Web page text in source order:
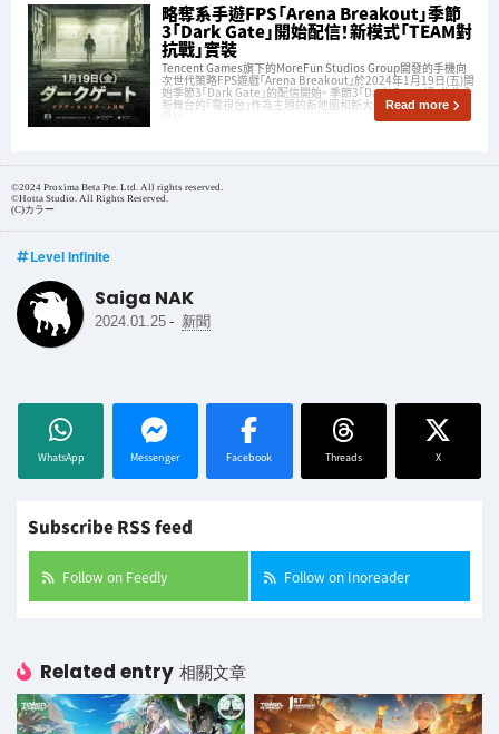
略奪系手遊FPS「Arena Breakout」季節
3「Dark Gate」開始配信！新模式「TEAM對
抗戰」實裝
Tencent Games旗下的MoreFun Studios Group開發的手機向
次世代策略FPS遊戲「Arena Breakout」於2024年1月19日(五)開
始季節3「Dark Gate」的配信開始。 季節3「Dark Gate」裡，作為全
新舞台的「電視台」作為主題的新地圖和新大佬登場。 另外可以享
Read more
©2024 Proxima Beta Pte. Ltd. All rights reserved.
©Hotta Studio. All Rights Reserved.
(C)カラー
Level Infinite
Saiga NAK
2024.01.25 - 新聞
WhatsApp Messenger Facebook Threads X
Subscribe RSS feed
Follow on Feedly Follow on Inoreader
Related entry 相關文章